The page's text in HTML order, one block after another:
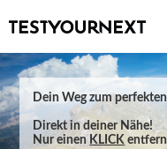
Dein Weg zum
Direkt in deiner Nähe!
Nur einen KLICK